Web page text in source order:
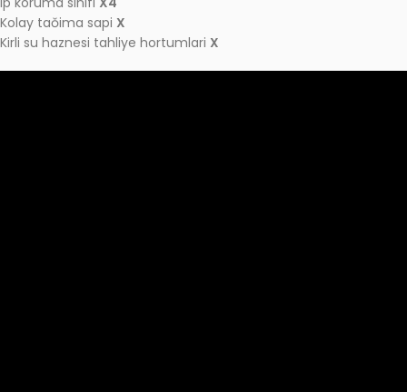
Kolay taŏima sapi X
Kirli su haznesi tahliye hortumlari X